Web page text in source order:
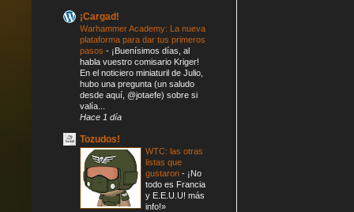
¡Cargad!
Warhammer Academy: La nueva
plataforma para dar tus primeros
pasos - ¡Buenísimos días, al
habla vuestro comisario Kriger!
En el noticiero miniaturil de Julio,
hubo una pregunta (un saludo
desde aquí, @jotaefe) sobre si
valía...
Hace 1 día
Tozudos!
WTC: las otras
listas que
gustaron - ¡No
todo es Francia
y E.E.U.U! más
info!»